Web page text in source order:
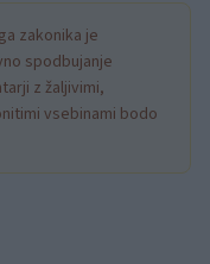
zakonika je
spodbujanje
z žaljivimi,
vsebinami bodo